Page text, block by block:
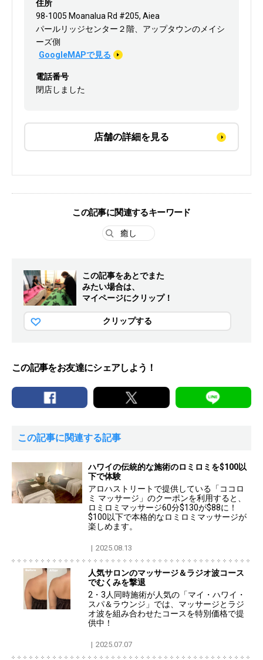
住所
98-1005 Moanalua Rd #205, Aiea
パールリッジセンター２階、アップタウンのメイシ
ーズ側
GoogleMAPで見る
電話番号
閉店しました
店舗の詳細を見る
この記事に関連するキーワード
癒し
この記事をあとでまた
みたい場合は、
マイページにクリップ！
クリップする
この記事をお友達にシェアしよう！
この記事に関連する記事
ハワイの伝統的な施術のロミロミを$100以
下で体験
アロハストリートで提供している「ココロ
ミ マッサージ」のクーポンを利用すると、
ロミロミマッサージ60分$130が$88に！
$100以下で本格的なロミロミマッサージが
楽しめます。
2025.08.13
人気サロンのマッサージ＆ラジオ波コース
でむくみを撃退
2・3人同時施術が人気の「マイ・ハワイ・
スパ＆ラウンジ」では、マッサージとラジ
オ波を組み合わせたコースを特別価格で提
供中！
2025.07.07